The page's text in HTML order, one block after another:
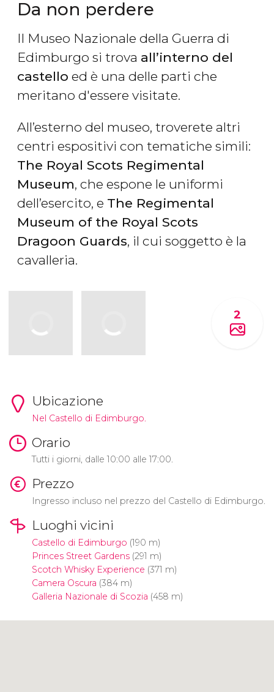
Da non perdere
Il Museo Nazionale della Guerra di
Edimburgo si trova all’interno del
castello ed è una delle parti che
meritano d'essere visitate.
All’esterno del museo, troverete altri
centri espositivi con tematiche simili:
The Royal Scots Regimental
Museum, che espone le uniformi
dell’esercito, e The Regimental
Museum of the Royal Scots
Dragoon Guards, il cui soggetto è la
cavalleria.
2
Ubicazione
Nel Castello di Edimburgo.
Orario
Tutti i giorni, dalle 10:00 alle 17:00.
Prezzo
Ingresso incluso nel prezzo del Castello di Edimburgo.
Luoghi vicini
Castello di Edimburgo (190 m)
Princes Street Gardens(291 m)
Scotch Whisky Experience (371 m)
Camera Oscura (384 m)
Galleria Nazionale di Scozia (458 m)